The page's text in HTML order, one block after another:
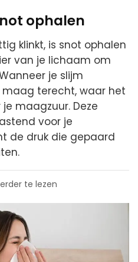
ophalen
klinkt, is snot ophalen
van je lichaam om
je slijm
maag terecht, waar het
maagzuur. Deze
voor je
de druk die gepaard
te lezen